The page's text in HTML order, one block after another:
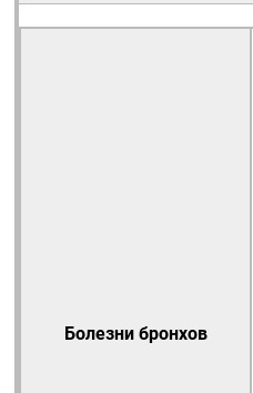
Болезни бронхов